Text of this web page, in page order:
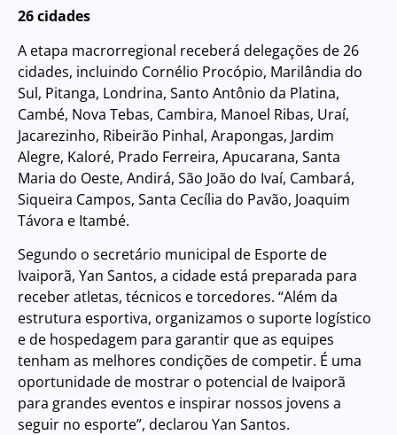
26 cidades
A etapa macrorregional receberá delegações de 26
cidades, incluindo Cornélio Procópio, Marilândia do
Sul, Pitanga, Londrina, Santo Antônio da Platina,
Cambé, Nova Tebas, Cambira, Manoel Ribas, Uraí,
Jacarezinho, Ribeirão Pinhal, Arapongas, Jardim
Alegre, Kaloré, Prado Ferreira, Apucarana, Santa
Maria do Oeste, Andirá, São João do Ivaí, Cambará,
Siqueira Campos, Santa Cecília do Pavão, Joaquim
Távora e Itambé.
Segundo o secretário municipal de Esporte de
Ivaiporã, Yan Santos, a cidade está preparada para
receber atletas, técnicos e torcedores. “Além da
estrutura esportiva, organizamos o suporte logístico
e de hospedagem para garantir que as equipes
tenham as melhores condições de competir. É uma
oportunidade de mostrar o potencial de Ivaiporã
para grandes eventos e inspirar nossos jovens a
seguir no esporte”, declarou Yan Santos.